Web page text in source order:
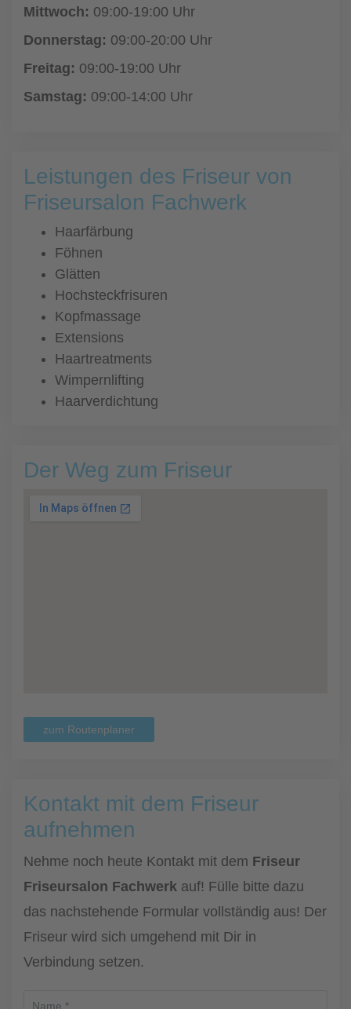
Mittwoch: 09:00-19:00 Uhr
Donnerstag: 09:00-20:00 Uhr
Freitag: 09:00-19:00 Uhr
Samstag: 09:00-14:00 Uhr
Leistungen des Friseur von
Friseursalon Fachwerk
Haarfärbung
Föhnen
Glätten
Hochsteckfrisuren
Kopfmassage
Extensions
Haartreatments
Wimpernlifting
Haarverdichtung
Der Weg zum Friseur
zum Routenplaner
Kontakt mit dem Friseur
aufnehmen
Nehme noch heute Kontakt mit dem Friseur
Friseursalon Fachwerk auf! Fülle bitte dazu
das nachstehende Formular vollständig aus! Der
Friseur wird sich umgehend mit Dir in
Verbindung setzen.